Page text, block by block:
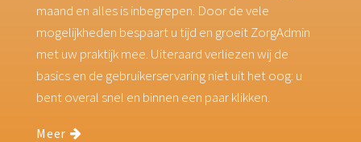
maand en alles is inbegrepen. Door de vele
mogelijkheden bespaart u tijd en groeit ZorgAdmin
met uw praktijk mee. Uiteraard verliezen wij de
basics en de gebruikerservaring niet uit het oog: u
bent overal snel en binnen een paar klikken.
Meer